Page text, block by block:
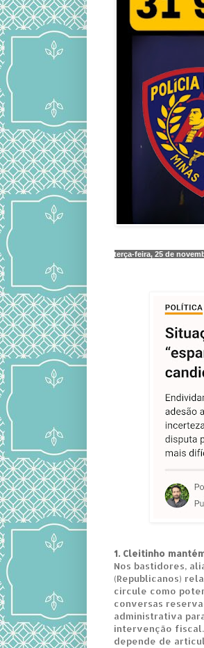
terça-feira, 25 de
1. Cleitinho
Nos bastidores,
(Republicanos)
circule como
conversas
administrativa
intervenção
depende de